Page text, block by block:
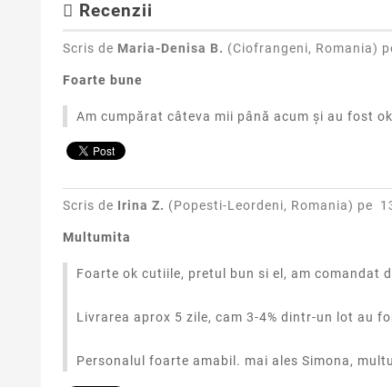
Recenzii
Scris de Maria-Denisa B. (Ciofrangeni, Romania)
Foarte bune
Am cumpărat câteva mii până acum și au fost
Scris de Irina Z. (Popesti-Leordeni, Romania) pe
Multumita
Foarte ok cutiile, pretul bun si el, am comandat
Livrarea aprox 5 zile, cam 3-4% dintr-un lot au
Personalul foarte amabil. mai ales Simona,